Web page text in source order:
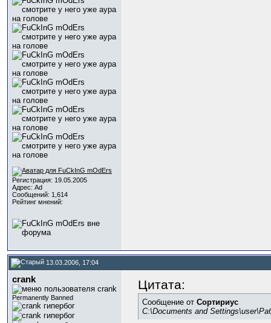
Регистрация: 19.05.2005
Адрес: Ad
Сообщений: 1,614
Рейтинг мнений:
13.03.2006, 17:04
crank
Permanently Banned
Цитата:
Сообщение от Сортириус
C:\Documents and